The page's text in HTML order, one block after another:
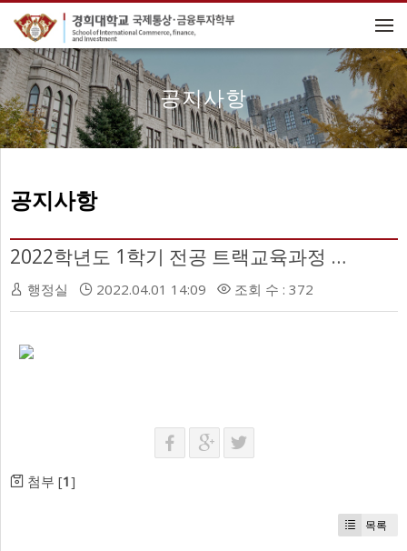
메뉴 건너뛰기
공지사항
공지사항
2022학년도 1학기 전공 트랙교육과정 신청 및 포기 안내
행정실 2022.04.01 14:09 조회 수 : 372
첨부 [1]
목록